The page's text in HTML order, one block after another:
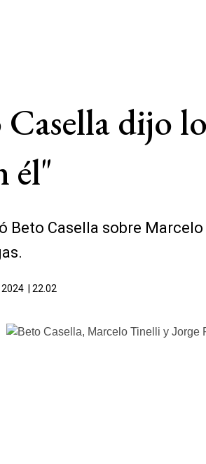
dijo
él"
Beto Casella sobre
2024 | 22.02